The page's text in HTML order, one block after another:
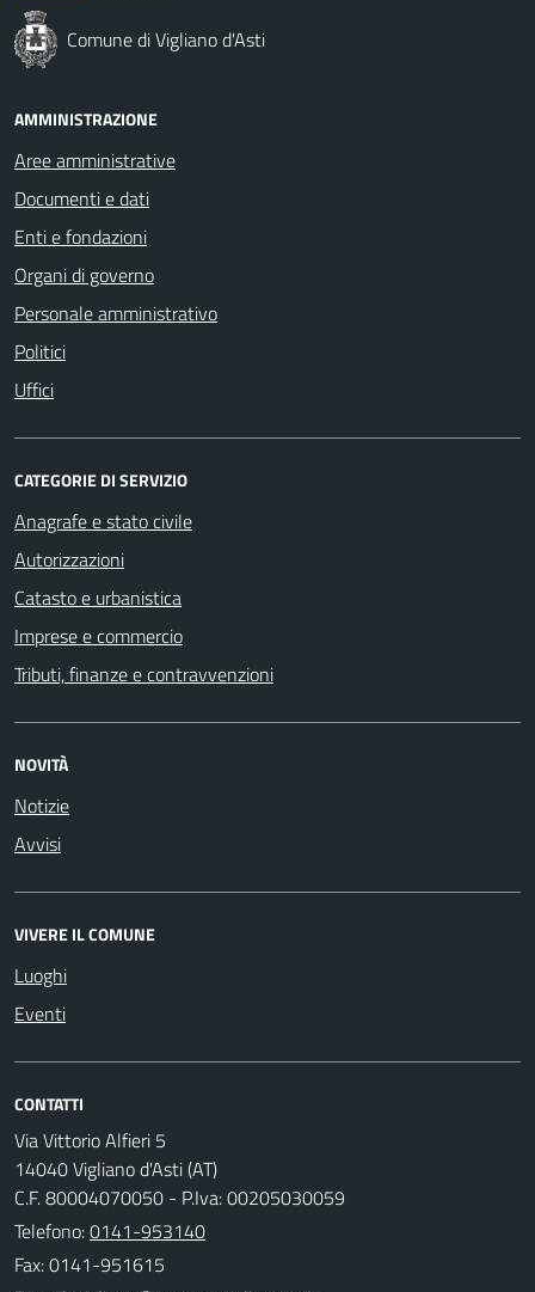
Comune di Vigliano d'Asti
AMMINISTRAZIONE
Aree amministrative
Documenti e dati
Enti e fondazioni
Organi di governo
Personale amministrativo
Politici
Uffici
CATEGORIE DI SERVIZIO
Anagrafe e stato civile
Autorizzazioni
Catasto e urbanistica
Imprese e commercio
Tributi, finanze e contravvenzioni
NOVITÀ
Notizie
Avvisi
VIVERE IL COMUNE
Luoghi
Eventi
CONTATTI
Via Vittorio Alfieri 5
14040 Vigliano d'Asti (AT)
C.F. 80004070050 - P.Iva: 00205030059
Telefono:0141-953140
Fax: 0141-951615